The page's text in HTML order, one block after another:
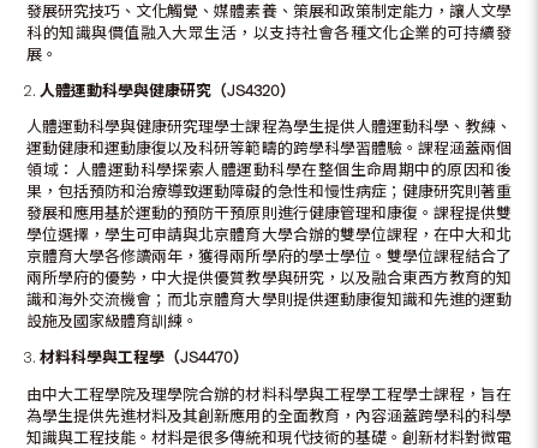
發展研究技巧、文化觸覺、媒體素養、策展和政策制定能力，讓人文學
科的知識與價值融入大眾生活，以支持社會各種文化企業的可持續發
展。
人體運動科學與健康研究 （JS4320）
人體運動科學與健康研究理學士課程為學生提供人體運動科學、教練、
運動健康和運動康復以及科研等範疇的跨學科學習體驗。課程涵蓋兩個
領域：人體運動科學探索人體運動科學在整個生命周期中的原因和後
果，包括預防和治療導致運動障礙的急性和慢性病症；健康研究則著重
發展和應用基於運動的預防干預原則進行健康管理和康復。課程提供雙
學位選擇，學生可申請與北京體育大學合辦的雙學位課程，在中大和北
京體育大學各修讀兩年，獲得兩所學府的學士學位。雙學位課程結合了
兩所學府的優勢，中大提供優質教學與研究，以及融合東西方教育的知
識和海外交流機會；而北京體育大學則提供運動康復知識和先進的運動
設施及國家級體育訓練。
材料科學與工程學 （JS4470）
由中大工程學院及理學院合辦的材料科學與工程學工程學士課程，旨在
為學生提供先進材料及其創新應用的全面教育，內容涵蓋跨學科的科學
知識與工程技能。材料是很多傳統和現代技術的基礎。創新材料對微電